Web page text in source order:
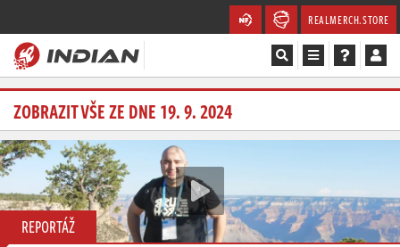
REALMERCH.STORE
Magazín
Recenze
Videa
Soutěže
ZOBRAZIT VŠE ZE DNE 19. 9. 2024
REPORTÁŽ